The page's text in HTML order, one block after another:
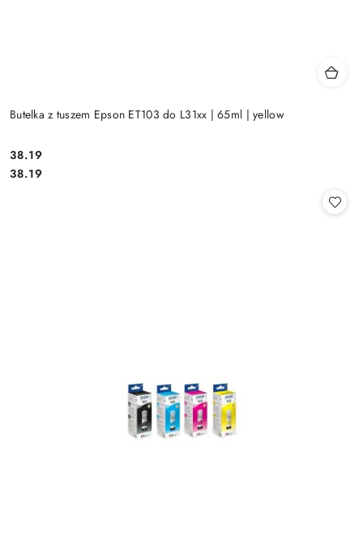
Butelka z tuszem Epson ET103 do L31xx | 65ml | yellow
Cena:
38.19
Cena:
38.19